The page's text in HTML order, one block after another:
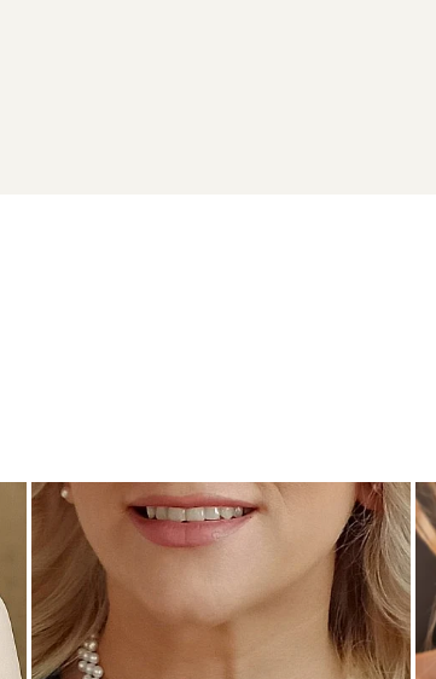
și lumină fiecărui moment.
brățarăfină din aceeași colecție.Vezi toate
realizarea bijuteriilor
esentiale sunt fabricate in